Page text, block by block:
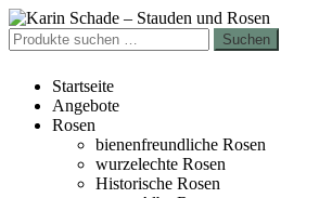
Zur
Navigation
springen
Zum
Inhalt
springen
Suchen
nach:
Suchen
Startseite
Angebote
Rosen
bienenfreundliche Rosen
wurzelechte Rosen
Historische Rosen